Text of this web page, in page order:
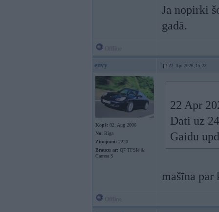
Ja nopirki
gadā.
envy 22. Apr 2026, 15:28
Kopš: 02. Aug 2006
No: Rīga
Ziņojumi: 2220
Braucu ar: Q7 TFSIe &
Carrera S
22 Apr
Dati uz
Gaidu
mašīna par